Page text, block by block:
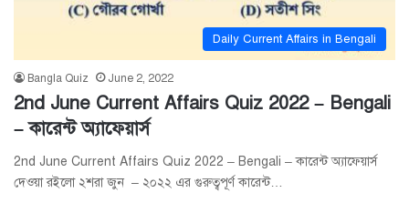
Daily Current Affairs in Bengali
Bangla Quiz June 2, 2022
2nd June Current Affairs Quiz 2022 – Bengali
– কারেন্ট অ্যাফেয়ার্স
2nd June Current Affairs Quiz 2022 – Bengali – কারেন্ট অ্যাফেয়ার্স
দেওয়া রইলো ২শরা জুন – ২০২২ এর গুরুত্বপূর্ণ কারেন্ট…